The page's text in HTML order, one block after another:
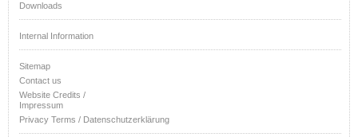
Downloads
Internal Information
Sitemap
Contact us
Website Credits /
Impressum
Privacy Terms / Datenschutzerklärung